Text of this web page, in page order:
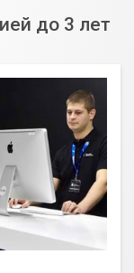
до 3 лет